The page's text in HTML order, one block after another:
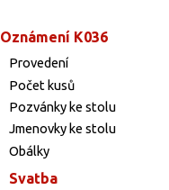
Oznámení K036
Provedení
Počet kusů
Pozvánky ke stolu
Jmenovky ke stolu
Obálky
Svatba